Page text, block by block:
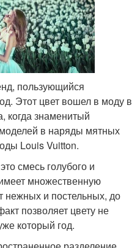
пользующийся
Этот цвет вошел в моду в
когда знаменитый
в наряды мятных
Louis Vuitton.
смесь голубого и
множественную
нежных и постельных, до
позволяет цвету не
который год.